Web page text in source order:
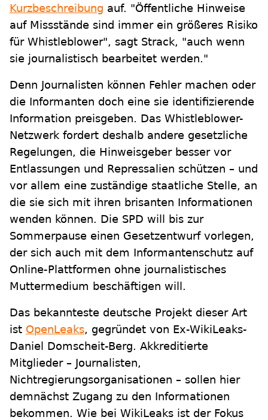
Kurzbeschreibung auf. "Öffentliche Hinweise
auf Missstände sind immer ein größeres Risiko
für Whistleblower", sagt Strack, "auch wenn
sie journalistisch bearbeitet werden."
Denn Journalisten können Fehler machen oder
die Informanten doch eine sie identifizierende
Information preisgeben. Das Whistleblower-
Netzwerk fordert deshalb andere gesetzliche
Regelungen, die Hinweisgeber besser vor
Entlassungen und Repressalien schützen – und
vor allem eine zuständige staatliche Stelle, an
die sie sich mit ihren brisanten Informationen
wenden können. Die SPD will bis zur
Sommerpause einen Gesetzentwurf vorlegen,
der sich auch mit dem Informantenschutz auf
Online-Plattformen ohne journalistisches
Muttermedium beschäftigen will.
Das bekannteste deutsche Projekt dieser Art
ist OpenLeaks, gegründet von Ex-WikiLeaks-
Daniel Domscheit-Berg. Akkreditierte
Mitglieder – Journalisten,
Nichtregierungsorganisationen – sollen hier
demnächst Zugang zu den Informationen
bekommen. Wie bei WikiLeaks ist der Fokus